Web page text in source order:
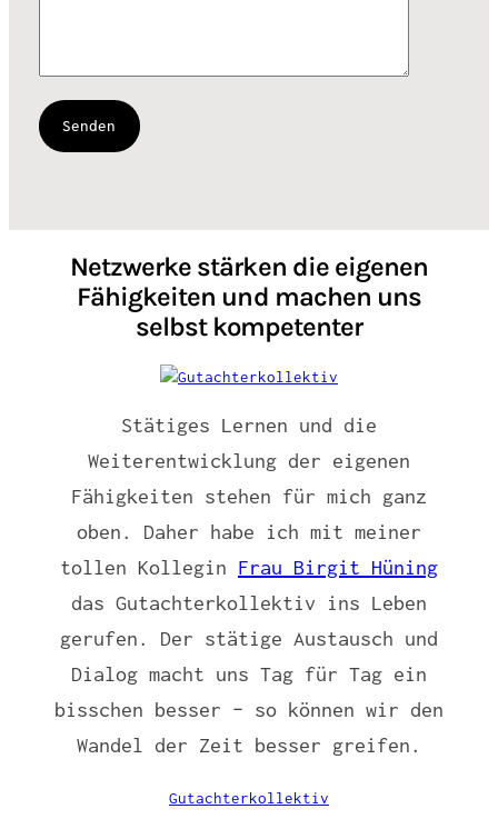
Netzwerke stärken die eigenen
Fähigkeiten und machen uns
selbst kompetenter
Stätiges Lernen und die
Weiterentwicklung der eigenen
Fähigkeiten stehen für mich ganz
oben. Daher habe ich mit meiner
tollen Kollegin Frau Birgit Hüning
das Gutachterkollektiv ins Leben
gerufen. Der stätige Austausch und
Dialog macht uns Tag für Tag ein
bisschen besser – so können wir den
Wandel der Zeit besser greifen.
Gutachterkollektiv